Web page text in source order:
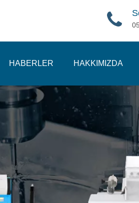
HABERLER HAKKIMIZDA